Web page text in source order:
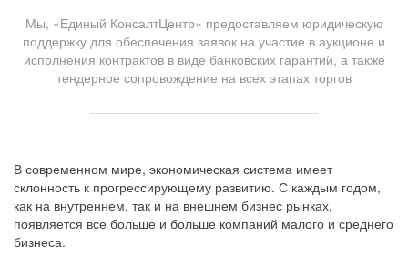
Мы, «Единый КонсалтЦентр» предоставляем юридическую
поддержку для обеспечения заявок на участие в аукционе и
исполнения контрактов в виде банковских гарантий, а также
тендерное сопровождение на всех этапах торгов
В современном мире, экономическая система имеет
склонность к прогрессирующему развитию. С каждым годом,
как на внутреннем, так и на внешнем бизнес рынках,
появляется все больше и больше компаний малого и среднего
бизнеса.